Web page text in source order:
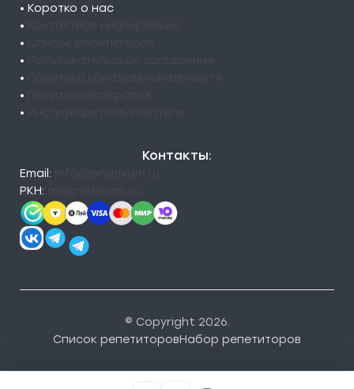
• Коротко о нас
•
•
•
•
•
•
Контакты:
Email:
РКН:
© Copyright 2026.
Список репетиторовНабор репетиторов